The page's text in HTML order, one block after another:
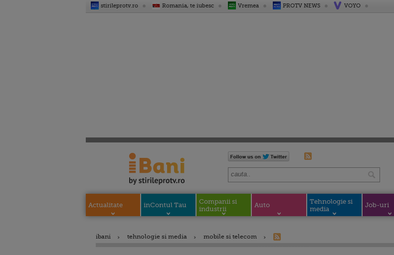
stirileprotv.ro Romania, te iubesc Vremea PROTV NEWS VOYO
Actualitate inContul Tau
Companii si
industrii
Auto
Tehnologie si
media
Job-uri
ibani tehnologie si media mobile si telecom